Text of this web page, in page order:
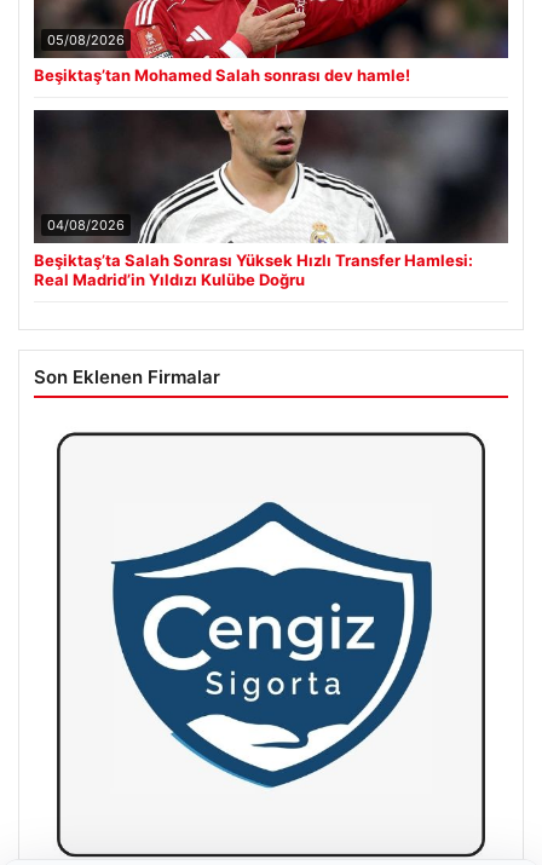
05/08/2026
Beşiktaş’tan Mohamed Salah sonrası dev hamle!
04/08/2026
Beşiktaş’ta Salah Sonrası Yüksek Hızlı Transfer Hamlesi:
Real Madrid’in Yıldızı Kulübe Doğru
Son Eklenen Firmalar